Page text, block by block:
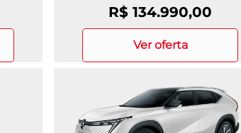
R$ 134.990,00
ver oferta